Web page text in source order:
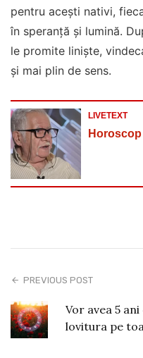
pentru acești nativi,
în speranță și lumină.
le promite liniște,
și mai plin de sens.
LIVETEXT
PREVIOUS POST
Vor avea 5
lovitura pe